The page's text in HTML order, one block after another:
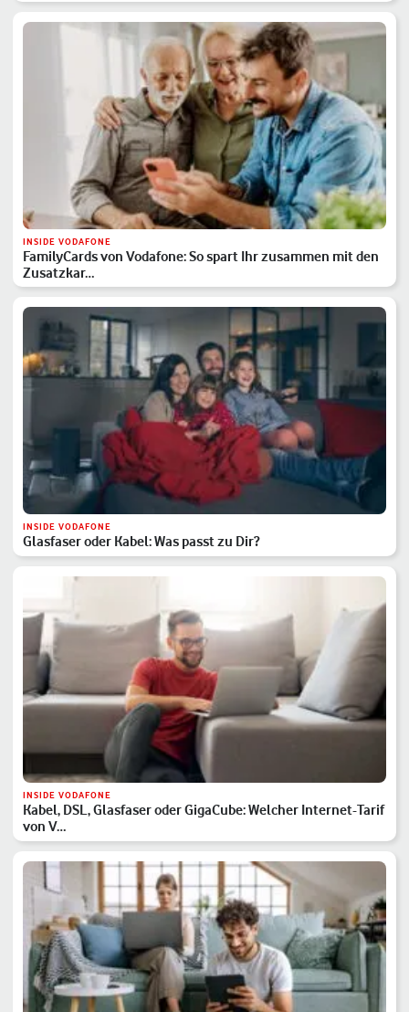
INSIDE VODAFONE
FamilyCards von Vodafone: So spart Ihr zusammen mit den
Zusatzkar…
INSIDE VODAFONE
Glasfaser oder Kabel: Was passt zu Dir?
INSIDE VODAFONE
Kabel, DSL, Glasfaser oder GigaCube: Welcher Internet-Tarif
von V…